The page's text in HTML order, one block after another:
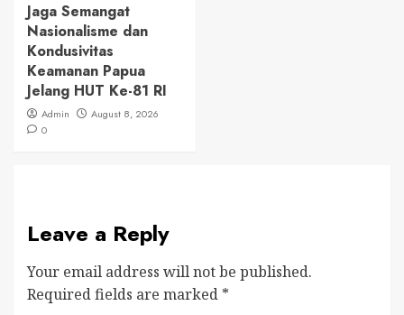
Jaga Semangat
Nasionalisme dan
Kondusivitas
Keamanan Papua
Jelang HUT Ke-81 RI
Admin
August 8, 2026
0
Leave a Reply
Your email address will not be published.
Required fields are marked *